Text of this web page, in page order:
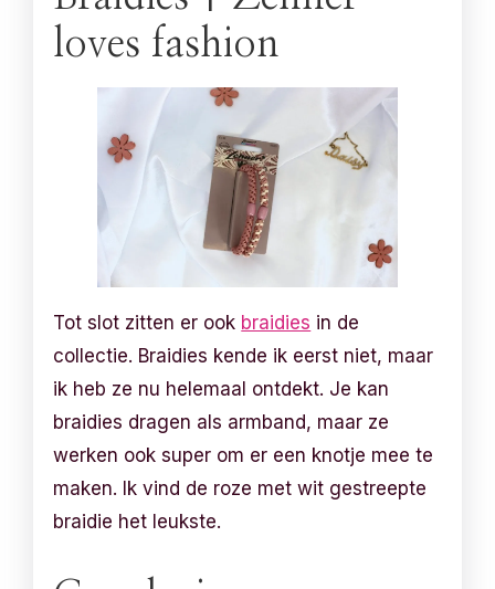
loves fashion
Tot slot zitten er ook braidies in de
collectie. Braidies kende ik eerst niet, maar
ik heb ze nu helemaal ontdekt. Je kan
braidies dragen als armband, maar ze
werken ook super om er een knotje mee te
maken. Ik vind de roze met wit gestreepte
braidie het leukste.